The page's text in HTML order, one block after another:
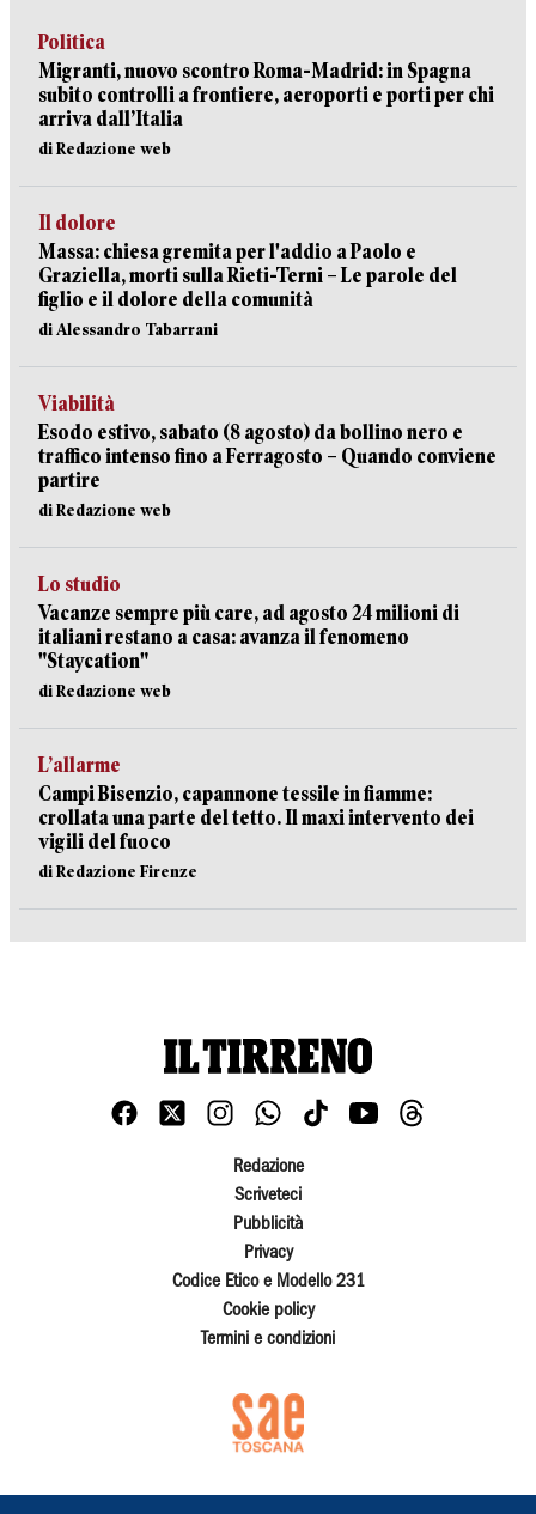
Politica
Migranti, nuovo scontro Roma-Madrid: in Spagna
subito controlli a frontiere, aeroporti e porti per chi
arriva dall’Italia
di Redazione web
Il dolore
Massa: chiesa gremita per l'addio a Paolo e
Graziella, morti sulla Rieti-Terni – Le parole del
figlio e il dolore della comunità
di Alessandro Tabarrani
Viabilità
Esodo estivo, sabato (8 agosto) da bollino nero e
traffico intenso fino a Ferragosto – Quando conviene
partire
di Redazione web
Lo studio
Vacanze sempre più care, ad agosto 24 milioni di
italiani restano a casa: avanza il fenomeno
"Staycation"
di Redazione web
L’allarme
Campi Bisenzio, capannone tessile in fiamme:
crollata una parte del tetto. Il maxi intervento dei
vigili del fuoco
di Redazione Firenze
Redazione
Scriveteci
Pubblicità
Privacy
Codice Etico e Modello 231
Cookie policy
Termini e condizioni